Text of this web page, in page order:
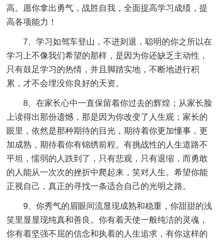
高。愿你拿出勇气，战胜自我，全面提高学习成绩，提
高各项能力！
7、学习如驾车登山，不进则退，聪明的你之所以在
学习上不像我们希望的那样，是因为你还缺乏主动性，
只有鼓足学习的热情，并且脚踏实地，不断地进行积
累，才不会埋没你良好的天资。
8、在家长心中一直保留着你过去的辉煌；从家长脸
上读得出那份遗憾，那是因为你改变了人生观；家长的
眼里，依然是那种期待的目光，期待着你更加懂事，更
加成熟，期待着你有锦绣前程。有挑战性的人生道路不
平坦，懦弱的人跌到了，只有悲观，只有退缩，而勇敢
的人能从一次次的挫折中爬起来，笑对人生。希望你能
正视自己，真正的寻找一条适合自己的光明之路。
9、你秀气的眉眼间流显现成熟和稳重，你甜甜的浅
笑里显显现纯真和善良。你有着天使一般纯洁的灵魂，
你有着坚强不屈的信念和执着的人生追求，有你这样的